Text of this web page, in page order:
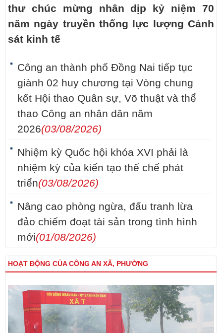
thư chúc mừng nhân dịp kỷ niệm 70
năm ngày truyền thống lực lượng Cảnh
sát kinh tế
Công an thành phố Đồng Nai tiếp tục
giành 02 huy chương tại Vòng chung
kết Hội thao Quân sự, Võ thuật và thể
thao Công an nhân dân năm
2026(03/08/2026)
Nhiệm kỳ Quốc hội khóa XVI phải là
nhiệm kỳ của kiến tạo thể chế phát
triển(03/08/2026)
Nâng cao phòng ngừa, đấu tranh lừa
đảo chiếm đoạt tài sản trong tình hình
mới(01/08/2026)
HOẠT ĐỘNG CỦA CÔNG AN XÃ, PHƯỜNG